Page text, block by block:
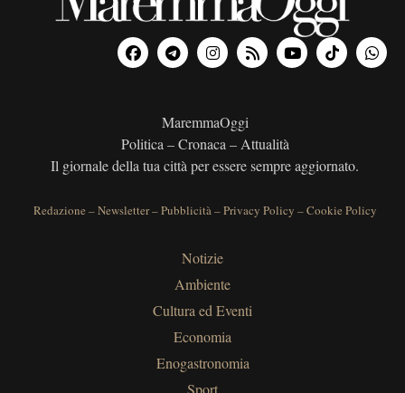
MaremmaOggi
Politica – Cronaca – Attualità
Il giornale della tua città per essere sempre aggiornato.
Redazione –Newsletter–Pubblicità–Privacy Policy –Cookie Policy
Notizie
Ambiente
Cultura ed Eventi
Economia
Enogastronomia